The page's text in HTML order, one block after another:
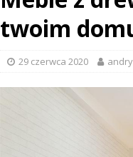
twoim
29 czerwca 2020